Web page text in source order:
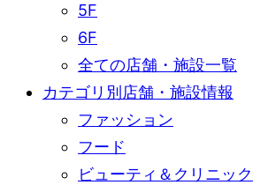
5F
6F
全ての店舗・施設一覧
カテゴリ別店舗・施設情報
ファッション
フード
ビューティ＆クリニック